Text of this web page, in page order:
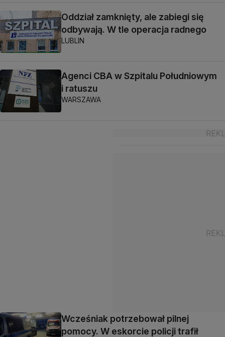
Oddział zamknięty, ale zabiegi się
odbywają. W tle operacja radnego
LUBLIN
Agenci CBA w Szpitalu Południowym
i ratuszu
WARSZAWA
Wcześniak potrzebował pilnej
pomocy. W eskorcie policji trafił